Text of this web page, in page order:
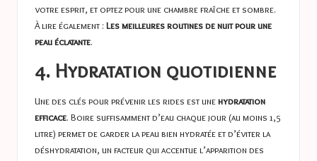
votre esprit, et optez pour une chambre fraîche et sombre.
À lire également : Les meilleures routines de nuit pour une
peau éclatante.
4. Hydratation quotidienne
Une des clés pour prévenir les rides est unehydratation
efficace. Boire suffisamment d’eau chaque jour (au moins 1,5
litre) permet de garder la peau bien hydratée et d’éviter la
déshydratation, un facteur qui accentue l’apparition des